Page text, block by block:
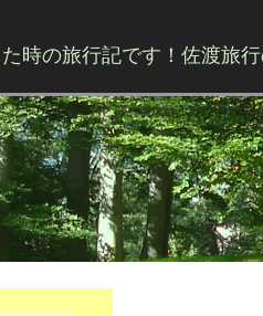
時の旅行記です！佐渡旅